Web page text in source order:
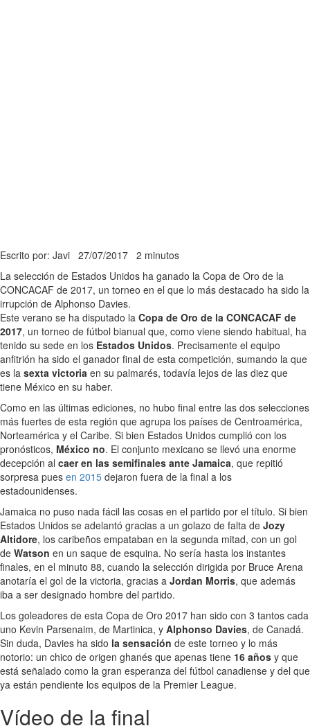
Escrito por: Javi 27/07/2017 2 minutos
La selección de Estados Unidos ha ganado la Copa de Oro de la
CONCACAF de 2017, un torneo en el que lo más destacado ha sido la
irrupción de Alphonso Davies.
Este verano se ha disputado la Copa de Oro de la CONCACAF de
2017, un torneo de fútbol bianual que, como viene siendo habitual, ha
tenido su sede en los Estados Unidos. Precisamente el equipo
anfitrión ha sido el ganador final de esta competición, sumando la que
es la sexta victoria en su palmarés, todavía lejos de las diez que
tiene México en su haber.
Como en las últimas ediciones, no hubo final entre las dos selecciones
más fuertes de esta región que agrupa los países de Centroamérica,
Norteamérica y el Caribe. Si bien Estados Unidos cumplió con los
pronósticos, México no. El conjunto mexicano se llevó una enorme
decepción al caer en las semifinales ante Jamaica, que repitió
sorpresa pues en 2015 dejaron fuera de la final a los
estadounidenses.
Jamaica no puso nada fácil las cosas en el partido por el título. Si bien
Estados Unidos se adelantó gracias a un golazo de falta de Jozy
Altidore, los caribeños empataban en la segunda mitad, con un gol
de Watson en un saque de esquina. No sería hasta los instantes
finales, en el minuto 88, cuando la selección dirigida por Bruce Arena
anotaría el gol de la victoria, gracias a Jordan Morris, que además
iba a ser designado hombre del partido.
Los goleadores de esta Copa de Oro 2017 han sido con 3 tantos cada
uno Kevin Parsenaim, de Martinica, y Alphonso Davies, de Canadá.
Sin duda, Davies ha sido la sensación de este torneo y lo más
notorio: un chico de origen ghanés que apenas tiene 16 años y que
está señalado como la gran esperanza del fútbol canadiense y del que
ya están pendiente los equipos de la Premier League.
Vídeo de la final